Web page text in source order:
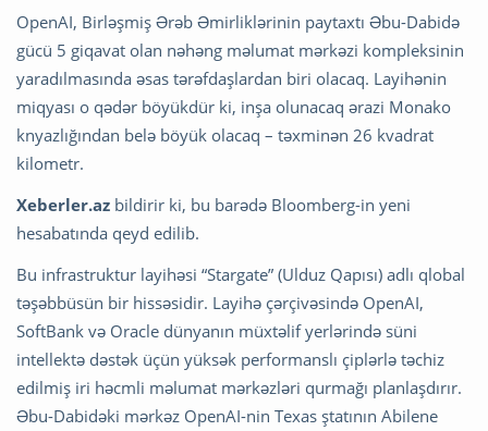
OpenAI, Birləşmiş Ərəb Əmirliklərinin paytaxtı Əbu-Dabidə
gücü 5 giqavat olan nəhəng məlumat mərkəzi kompleksinin
yaradılmasında əsas tərəfdaşlardan biri olacaq. Layihənin
miqyası o qədər böyükdür ki, inşa olunacaq ərazi Monako
knyazlığından belə böyük olacaq – təxminən 26 kvadrat
kilometr.
Xeberler.az bildirir ki, bu barədə Bloomberg-in yeni
hesabatında qeyd edilib.
Bu infrastruktur layihəsi “Stargate” (Ulduz Qapısı) adlı qlobal
təşəbbüsün bir hissəsidir. Layihə çərçivəsində OpenAI,
SoftBank və Oracle dünyanın müxtəlif yerlərində süni
intellektə dəstək üçün yüksək performanslı çiplərlə təchiz
edilmiş iri həcmli məlumat mərkəzləri qurmağı planlaşdırır.
Əbu-Dabidəki mərkəz OpenAI-nin Texas ştatının Abilene